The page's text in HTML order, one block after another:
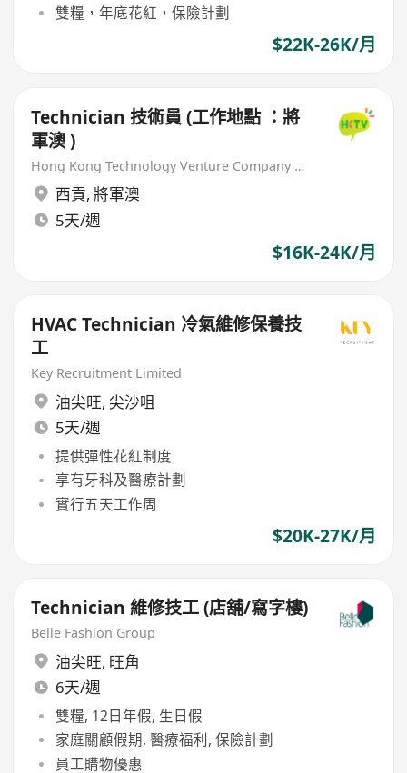
雙糧，年底花紅，保險計劃
$22K-26K/月
Technician 技術員 (工作地點 ：將
軍澳 )
Hong Kong Technology Venture Company Limited(HKTV)
西貢, 將軍澳
5天/週
$16K-24K/月
HVAC Technician 冷氣維修保養技
工
Key Recruitment Limited
油尖旺, 尖沙咀
5天/週
提供彈性花紅制度
享有牙科及醫療計劃
實行五天工作周
$20K-27K/月
Technician 維修技工 (店舖/寫字樓)
Belle Fashion Group
油尖旺, 旺角
6天/週
雙糧, 12日年假, 生日假
家庭關顧假期, 醫療福利, 保險計劃
員工購物優惠